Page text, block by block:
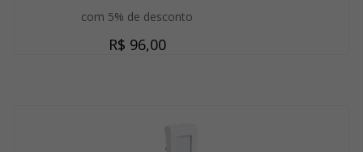
com 5% de desconto
R$ 96,00